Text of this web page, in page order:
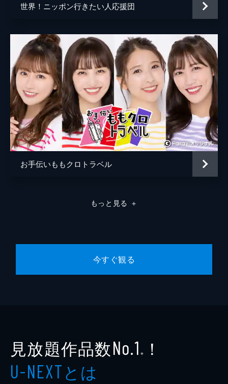
世界！ニッポン行きたい人応援団
お手伝いももクロトラベル
もっと見る ＋
今すぐ観る
見放題作品数No.1 ※ ！
U-NEXTとは